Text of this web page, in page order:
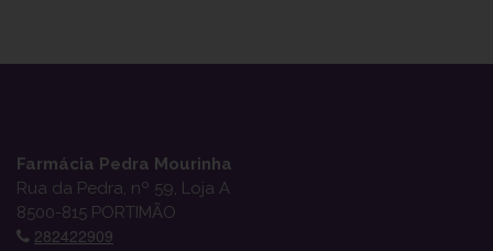
Farmácia Pedra Mourinha
Rua da Pedra, nº 59, Loja A
8500-815 PORTIMÃO
282422909